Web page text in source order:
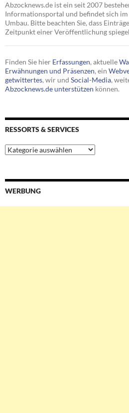
Abzocknews.de ist ein seit 2007
Informationsportal und befindet sich im
Umbau. Bitte beachten Sie, dass
Zeitpunkt einer Veröffentlichung
Finden Sie hier Erfassungen, aktuelle
Erwähnungen und Präsenzen, ein
getwittertes, wir und Social-Media,
Abzocknews.de unterstützen können.
RESSORTS & SERVICES
Ressorts
&
WERBUNG